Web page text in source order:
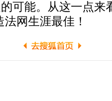
可能。从这一点来
网生涯最佳！